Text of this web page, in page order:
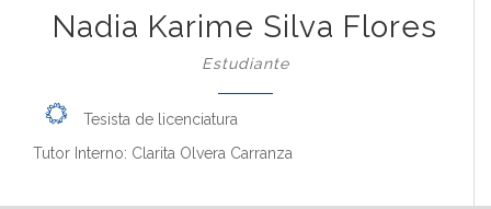
Nadia Karime Silva Flores
Estudiante
Tesista de licenciatura
Tutor Interno: Clarita Olvera Carranza